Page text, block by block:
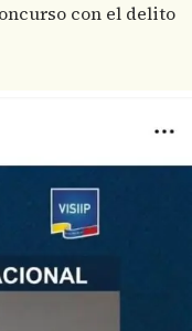
con el delito